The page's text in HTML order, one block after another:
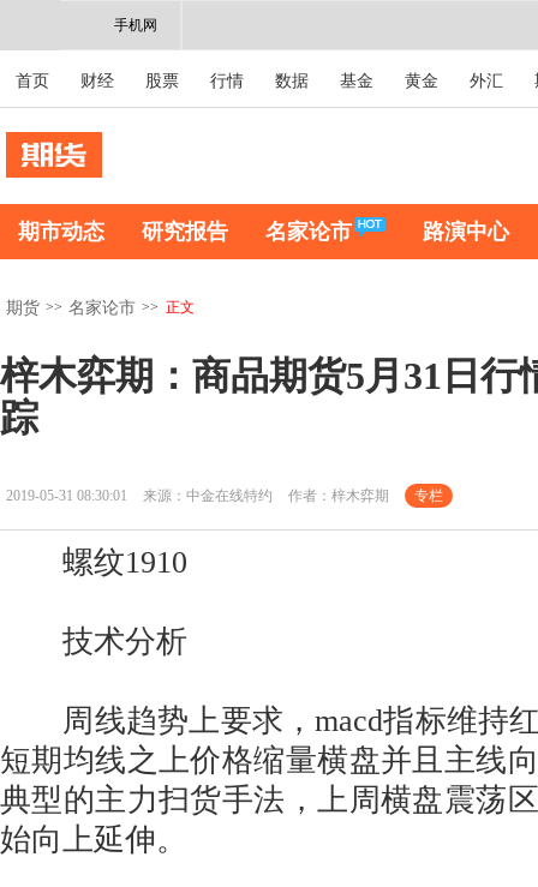
手机网
首页 财经 股票 行情 数据 基金 黄金 外汇
期市动态 研究报告 名家论市 路演中心
期货 >> 名家论市 >> 正文
梓木弈期：商品期货5月31日行
踪
2019-05-31 08:30:01 来源：中金在线特约 作者：梓木弈期 专栏
螺纹1910
技术分析
周线趋势上要求，macd指标维持
短期均线之上价格缩量横盘并且主线
典型的主力扫货手法，上周横盘震荡
始向上延伸。